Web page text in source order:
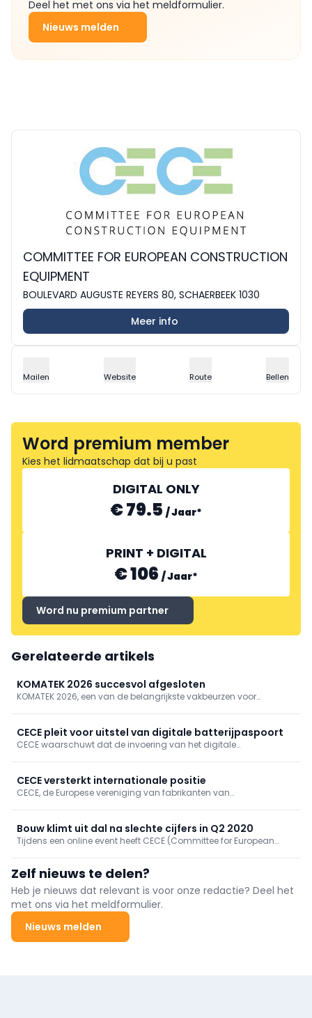
Deel het met ons via het meldformulier.
Nieuws melden
COMMITTEE FOR EUROPEAN CONSTRUCTION
EQUIPMENT
BOULEVARD AUGUSTE REYERS 80, SCHAERBEEK 1030
Meer info
Mailen Website Route Bellen
Word premium member
Kies het lidmaatschap dat bij u past
DIGITAL ONLY
€ 79.5 /Jaar*
PRINT + DIGITAL
€ 106 /Jaar*
Word nu premium partner
Gerelateerde artikels
KOMATEK 2026 succesvol afgesloten
KOMATEK 2026, een van de belangrijkste vakbeurzen voor
internationale bouwmaterieelsector samen rond innovatie,
technologie, netwerking en nieuwe zakelijke kansen.
CECE pleit voor uitstel van digitale batterijpaspoort
CECE waarschuwt dat de invoering van het digitale
CECE versterkt internationale positie
CECE, de Europese vereniging van fabrikanten van
wereld voor de bouwmachine-industrie.
Bouw klimt uit dal na slechte cijfers in Q2 2020
Tijdens een online event heeft CECE (Committee for European
wat in 2020 de gevolgen waren van de coronapandemie.
Zelf nieuws te delen?
Heb je nieuws dat relevant is voor onze redactie? Deel het
met ons via het meldformulier.
Nieuws melden